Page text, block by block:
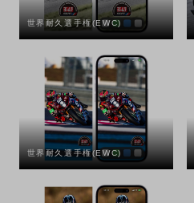
世界耐久選手権(EWC)
世界耐久選手権(EWC)